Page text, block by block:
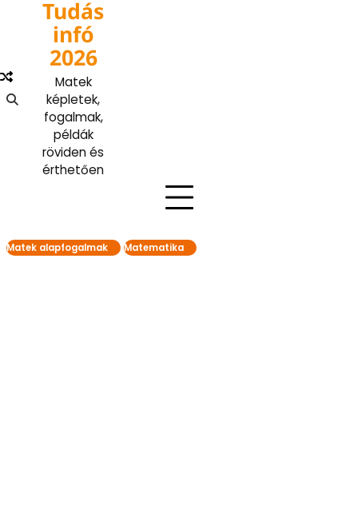
Tudás
infó
2026
Matek
képletek,
fogalmak,
példák
röviden és
érthetően
Matek alapfogalmak Matematika